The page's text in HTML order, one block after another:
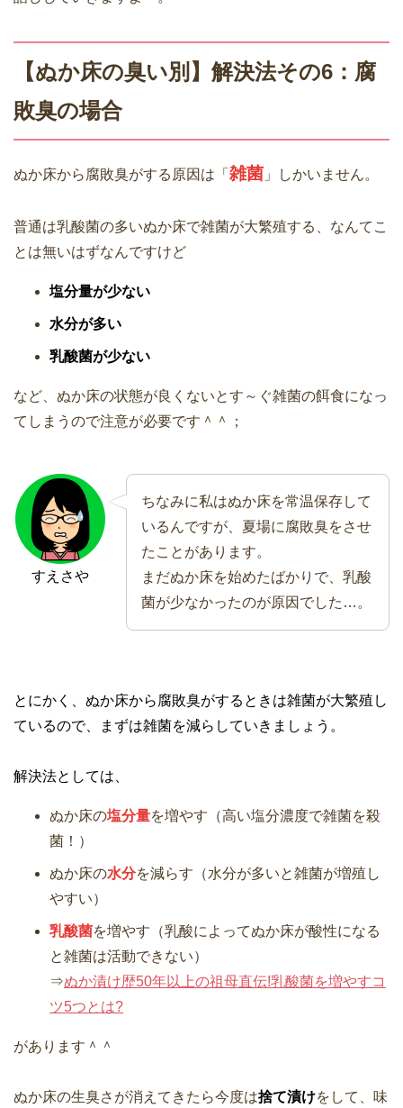
【ぬか床の臭い別】解決法その6：腐
敗臭の場合
ぬか床から腐敗臭がする原因は「 雑菌 」しかいません。
普通は乳酸菌の多いぬか床で雑菌が大繁殖する、なんてこ
とは無いはずなんですけど
塩分量が少ない
水分が多い
乳酸菌が少ない
など、ぬか床の状態が良くないとす～ぐ雑菌の餌食になっ
てしまうので注意が必要です＾＾；
すえさや
ちなみに私はぬか床を常温保存して
いるんですが、夏場に腐敗臭をさせ
たことがあります。
まだぬか床を始めたばかりで、乳酸
菌が少なかったのが原因でした…。
とにかく、ぬか床から腐敗臭がするときは雑菌が大繁殖し
ているので、まずは雑菌を減らしていきましょう。
解決法としては、
ぬか床の塩分量を増やす（高い塩分濃度で雑菌を殺
菌！）
ぬか床の水分を減らす（水分が多いと雑菌が増殖し
やすい）
乳酸菌を増やす（乳酸によってぬか床が酸性になる
と雑菌は活動できない）
⇒ぬか漬け歴50年以上の祖母直伝!乳酸菌を増やすコ
ツ5つとは?
があります＾＾
ぬか床の生臭さが消えてきたら今度は捨て漬けをして、味